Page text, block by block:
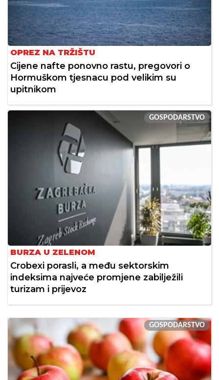
OPREZ NA TRŽIŠTU
Cijene nafte ponovno rastu, pregovori o
Hormuškom tjesnacu pod velikim su
upitnikom
GOSPODARSTVO
BURZA U ZELENOM
Crobexi porasli, a među sektorskim
indeksima najveće promjene zabilježili
turizam i prijevoz
GOSPODARSTVO